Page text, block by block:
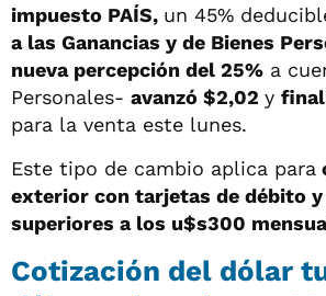
impuesto PAÍS, un 45%
a las Ganancias y de Bienes
nueva percepción del 25% a
Personales- avanzó $2,02 y
para la venta este lunes.
Este tipo de cambio aplica para
exterior con tarjetas de débito
superiores a los u$s300
Cotización del dólar